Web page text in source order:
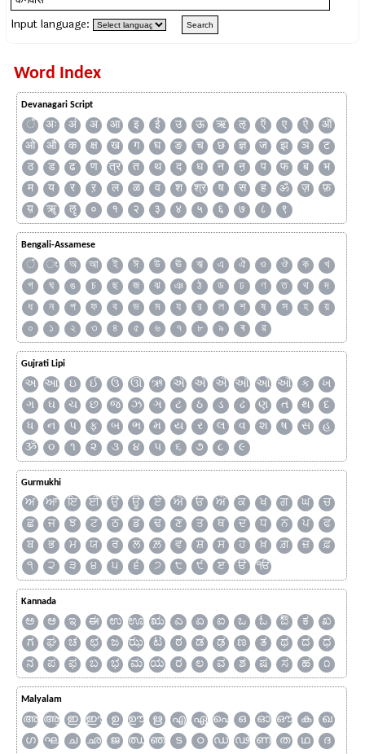
Input language:
Word Index
Devanagari Script
ँ अः अं अ आ इ ई उ ऊ ऋ ऌ ऍ ए ऐ
ऑ
ओ
औ क क्ष ख ग घ ङ च छ ज्ञ ज झ ञ
ट
ठ
ड ढ ण त्र त थ द ध न ऩ प फ ब
भ
म
य र ऱ ल ळ व श श्र ष स ह ॐ ज़
फ़
य़
ॠ ॡ ० १ २ ३ ४ ५ ६ ७ ८ ९
Bengali-Assamese
ঁ ং অ আ ই ঈ উ ঊ ঋ এ ঐ ও ঔ ক
খ
গ
ঘ ঙ চ ছ জ ঝ ঞ ঠ ড ঢ ণ ত থ
দ
ধ
ন প ফ ব ভ ম য র ল শ ষ স হ
য়
০
১ ২ ৩ ৪ ৫ ৬ ৭ ৮ ৯ ৰ ৱ
Gujrati Lipi
અ આ ઇ ઈ ઉ ઊ ઋ ઍ એ ઐ ઑ ઓ ઔ ક
ખ
ગ
ઘ ચ છ જ ઝ ઞ ટ ઠ ડ ઢ ણ ત થ
દ
ધ
ન પ ફ બ ભ મ ય ર લ વ શ ષ સ
હ
ૐ
૦ ૧ ૨ ૩ ૪ ૫ ૬ ૭ ૮ ૯
Gurmukhi
ਅ ਆ ਇ ਈ ਉ ਊ ਏ ਐ ਓ ਔ ਕ ਖ ਗ ਘ
ਚ
ਛ
ਜ ਝ ਟ ਠ ਡ ਢ ਣ ਤ ਥ ਦ ਧ ਨ ਪ
ਫ
ਬ
ਭ ਮ ਯ ਰ ਲ ਲ਼ ਵ ਸ਼ ਸ ਹ ਖ਼ ਗ਼ ਜ਼
ਫ਼
੧
੨ ੩ ੪ ੫ ੬ ੭ ੮ ੯ ੲ ੳ ੴ
Kannada
ಅ ಆ ಇ ಈ ಉ ಊ ಋ ಎ ಏ ಐ ಒ ಓ ಔ ಕ
ಖ
ಗ
ಘ ಚ ಛ ಜ ಝ ಟ ಠ ಡ ಢ ಣ ತ ಥ ದ
ಧ
ನ
ಪ ಫ ಬ ಭ ಮ ಯ ರ ಲ ವ ಶ ಷ ಸ ಹ ೧
Malyalam
അ ആ ഇ ഈ ഉ ഊ ഋ എ ഏ ഐ ഒ ഓ ഔ ക
ഖ
ഗ
ഘ ച ഛ ജ ഝ ഞ ട ഠ ഡ ഢ ണ ത ഥ
ദ